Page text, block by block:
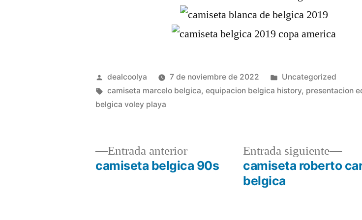
Publicado
por
dealcoolya 7 de noviembre de 2022
Publicado
en
Uncategorized
Etiquetas:
camiseta marcelo belgica,equipacion belgica history, presentacion
belgica voley playa
Navegación
Entrada anteriorEntrada
anterior:
camiseta belgica 90s
Entrada siguiente
camiseta roberto
belgica